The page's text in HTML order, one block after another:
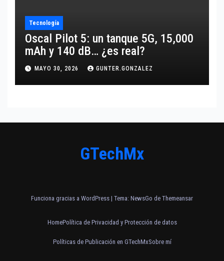
Tecnología
Oscal Pilot 5: un tanque 5G, 15,000
mAh y 140 dB… ¿es real?
MAYO 30, 2026 GUNTER.GONZALEZ
GTechMx
Funciona gracias a WordPress | Tema: NewsGo de Themeansar
HomePolítica de Privacidad y Protección de datos
Políticas de Publicación en GTechMxSobre mí